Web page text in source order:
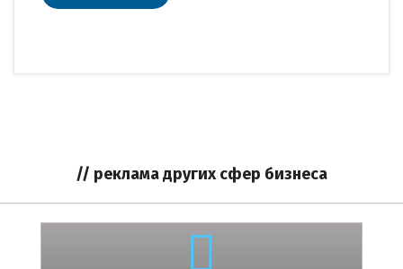
// реклама других сфер бизнеса